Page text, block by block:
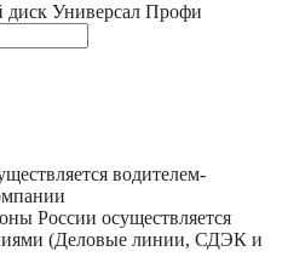
диск Универсал Профи
водителем-
России осуществляется
(Деловые линии, СДЭК и